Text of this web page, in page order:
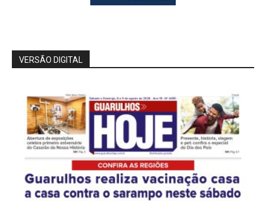
VERSÃO DIGITAL